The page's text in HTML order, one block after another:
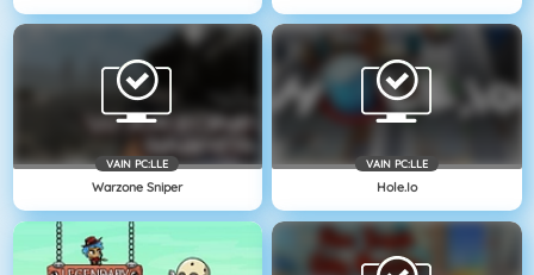
VAIN PC:LLE
Warzone Sniper
VAIN PC:LLE
Hole.io